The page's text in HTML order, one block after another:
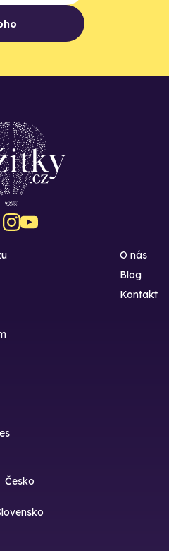
O nás
Blog
Kontakt
Česko